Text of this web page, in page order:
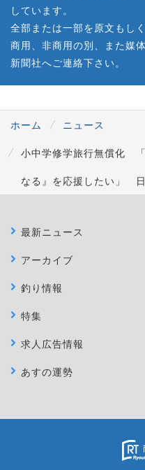
しています。
全部または一部を原文もし
商用、非商用の別、また媒
新聞社へご連絡下さい。
ホーム
ニュース
小中学修学旅行無償化
なる』を応援したい」
最新ニュース
アーカイブ
釣り情報
特集
求人広告情報
あすの運勢